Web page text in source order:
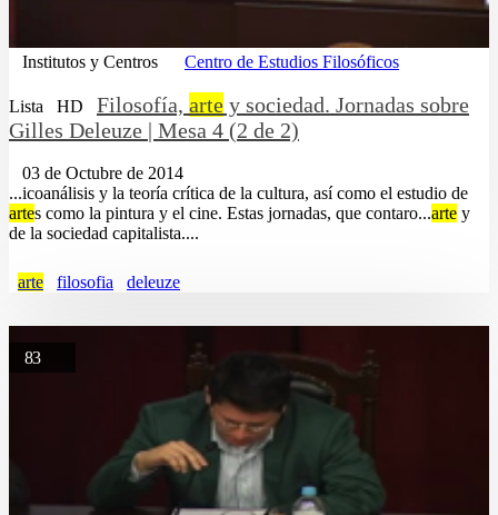
Institutos y Centros Centro de Estudios Filosóficos
Lista HD Filosofía, arte y sociedad. Jornadas sobre
Gilles Deleuze | Mesa 4 (2 de 2)
03 de Octubre de 2014
...icoanálisis y la teoría crítica de la cultura, así como el estudio de
artes como la pintura y el cine. Estas jornadas, que contaro...arte y
de la sociedad capitalista....
arte filosofia deleuze
83